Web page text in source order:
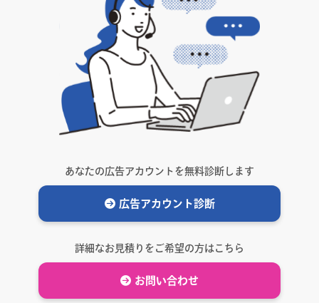
あなたの広告アカウントを無料診断します
広告アカウント診断
詳細なお見積りをご希望の方はこちら
お問い合わせ